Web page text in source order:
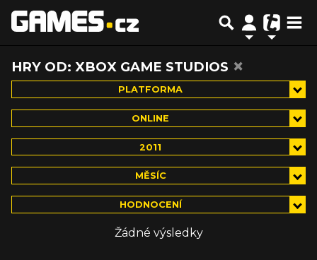
HRY OD: XBOX GAME STUDIOS ×
PLATFORMA
ONLINE
2011
MĚSÍC
HODNOCENÍ
Žádné výsledky